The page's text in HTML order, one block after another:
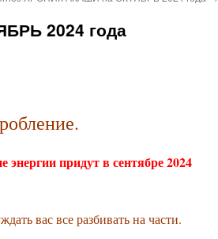
2024 года
энергии придут в сентябре 2024
вас все разбивать на части.